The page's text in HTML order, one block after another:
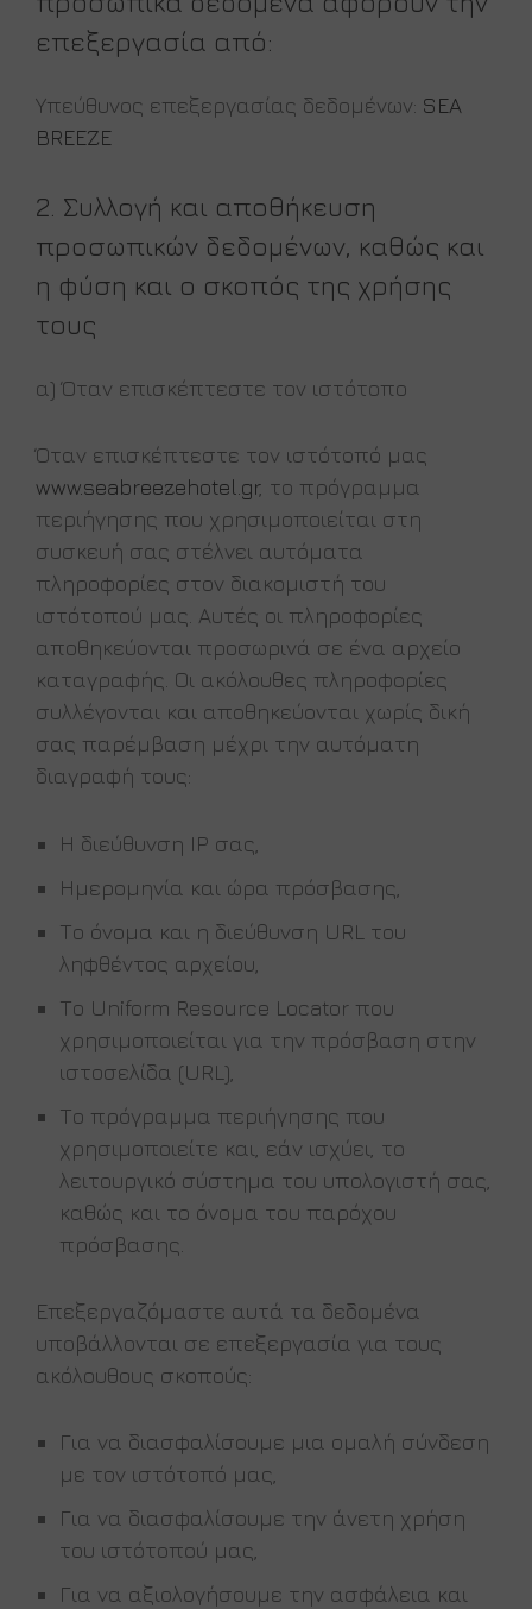
επεξεργασία από:
Υπεύθυνος επεξεργασίας δεδομένων: SEA
BREEZE
2. Συλλογή και αποθήκευση
προσωπικών δεδομένων, καθώς και
η φύση και ο σκοπός της χρήσης
τους
α) Όταν επισκέπτεστε τον ιστότοπο
Όταν επισκέπτεστε τον ιστότοπό μας
www.seabreezehotel.gr, το πρόγραμμα
περιήγησης που χρησιμοποιείται στη
συσκευή σας στέλνει αυτόματα
πληροφορίες στον διακομιστή του
ιστότοπού μας. Αυτές οι πληροφορίες
αποθηκεύονται προσωρινά σε ένα αρχείο
καταγραφής. Οι ακόλουθες πληροφορίες
συλλέγονται και αποθηκεύονται χωρίς δική
σας παρέμβαση μέχρι την αυτόματη
διαγραφή τους:
Η διεύθυνση IP σας,
Ημερομηνία και ώρα πρόσβασης,
Το όνομα και η διεύθυνση URL του
ληφθέντος αρχείου,
Το Uniform Resource Locator που
χρησιμοποιείται για την πρόσβαση στην
ιστοσελίδα (URL),
Το πρόγραμμα περιήγησης που
χρησιμοποιείτε και, εάν ισχύει, το
λειτουργικό σύστημα του υπολογιστή σας,
καθώς και το όνομα του παρόχου
πρόσβασης.
Επεξεργαζόμαστε αυτά τα δεδομένα
υποβάλλονται σε επεξεργασία για τους
ακόλουθους σκοπούς:
Για να διασφαλίσουμε μια ομαλή σύνδεση
με τον ιστότοπό μας,
Για να διασφαλίσουμε την άνετη χρήση
του ιστότοπού μας,
Για να αξιολογήσουμε την ασφάλεια και